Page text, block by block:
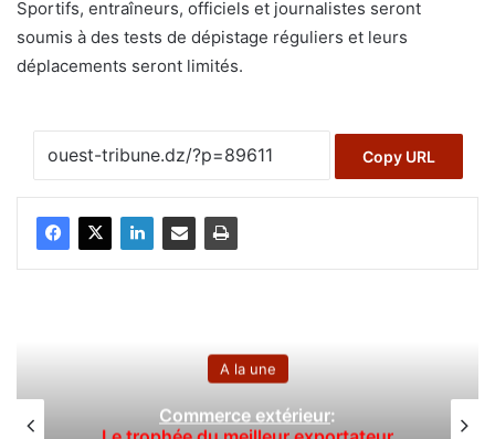
Sportifs, entraîneurs, officiels et journalistes seront
soumis à des tests de dépistage réguliers et leurs
déplacements seront limités.
Copy URL
A la une
Commerce extérieur: